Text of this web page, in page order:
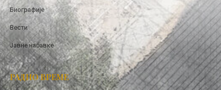
Биографије
Вести
Јавне набавке
РАДНО ВРЕМЕ